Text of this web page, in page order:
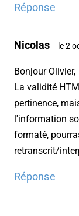
Réponse
Nicolas le 2
Bonjour Olivier,
La validité
pertinence,
l'information
formaté,
retranscrit/
Réponse